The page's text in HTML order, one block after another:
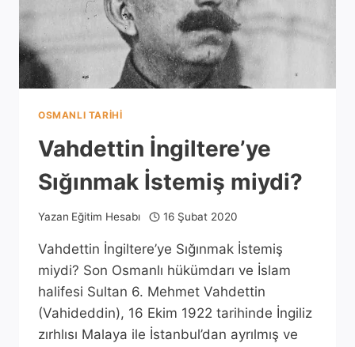
OSMANLI TARIHI
Vahdettin İngiltere’ye
Sığınmak İstemiş miydi?
Yazan Eğitim Hesabı 16 Şubat 2020
Vahdettin İngiltere’ye Sığınmak İstemiş
miydi? Son Osmanlı hükümdarı ve İslam
halifesi Sultan 6. Mehmet Vahdettin
(Vahideddin), 16 Ekim 1922 tarihinde İngiliz
zırhlısı Malaya ile İstanbul’dan ayrılmış ve